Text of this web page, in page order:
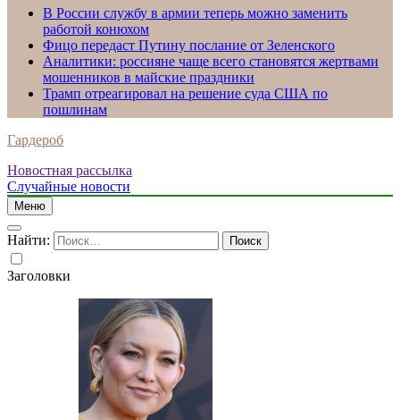
В России службу в армии теперь можно заменить
работой конюхом
Фицо передаст Путину послание от Зеленского
Аналитики: россияне чаще всего становятся жертвами
мошенников в майские праздники
Трамп отреагировал на решение суда США по
пошлинам
Гардероб
Новостная рассылка
Случайные новости
Меню
Найти:
Заголовки